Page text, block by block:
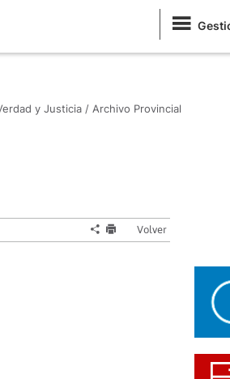
y Justicia / Archivo Provincial
Volver